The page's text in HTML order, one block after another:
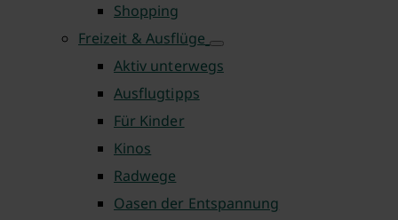
Shopping
Freizeit & Ausflüge
Aktiv unterwegs
Ausflugtipps
Für Kinder
Kinos
Radwege
Oasen der Entspannung